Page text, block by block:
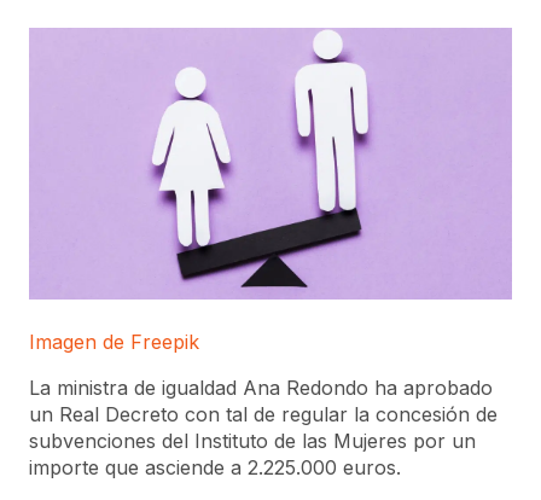
Imagen de Freepik
La ministra de igualdad Ana Redondo ha aprobado
un Real Decreto con tal de regular la concesión de
subvenciones del Instituto de las Mujeres por un
importe que asciende a 2.225.000 euros.